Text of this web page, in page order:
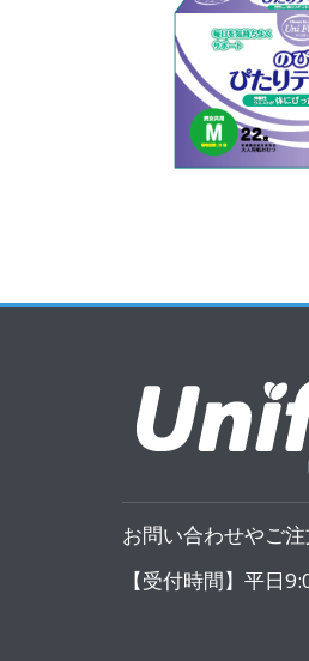
お問い合わせやご
【受付時間】平日